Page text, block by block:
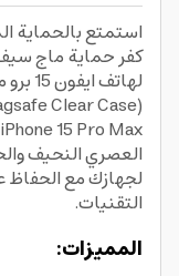
استمتع بالحماية
كفر حماية ماج
Clear Case)
العصري النحيف
لجهازك مع الحفاظ
التقنيات.
المميزات: